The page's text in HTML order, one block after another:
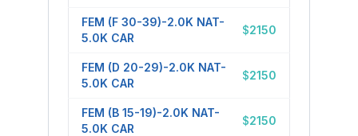
FEM (F 30-39)-2.0K NAT-
5.0K CAR
$2150
FEM (D 20-29)-2.0K NAT-
5.0K CAR
$2150
FEM (B 15-19)-2.0K NAT-
5.0K CAR
$2150